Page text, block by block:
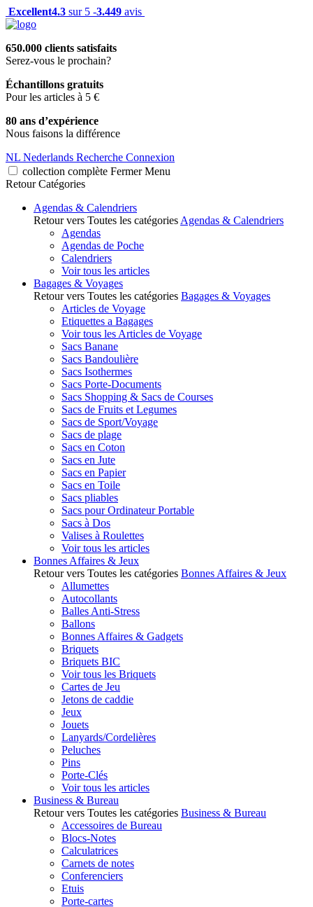
Excellent4.3 sur 5 -3.449 avis
650.000 clients satisfaits
Serez-vous le prochain?
Échantillons gratuits
Pour les articles à 5 €
80 ans d’expérience
Nous faisons la différence
NL Nederlands Recherche Connexion
collection complète Fermer Menu
Retour Catégories
Agendas & Calendriers
Retour vers Toutes les catégories Agendas & Calendriers
Agendas
Agendas de Poche
Calendriers
Voir tous les articles
Bagages & Voyages
Retour vers Toutes les catégories Bagages & Voyages
Articles de Voyage
Etiquettes a Bagages
Voir tous les Articles de Voyage
Sacs Banane
Sacs Bandoulière
Sacs Isothermes
Sacs Porte-Documents
Sacs Shopping & Sacs de Courses
Sacs de Fruits et Legumes
Sacs de Sport/Voyage
Sacs de plage
Sacs en Coton
Sacs en Jute
Sacs en Papier
Sacs en Toile
Sacs pliables
Sacs pour Ordinateur Portable
Sacs à Dos
Valises à Roulettes
Voir tous les articles
Bonnes Affaires & Jeux
Retour vers Toutes les catégories Bonnes Affaires & Jeux
Allumettes
Autocollants
Balles Anti-Stress
Ballons
Bonnes Affaires & Gadgets
Briquets
Briquets BIC
Voir tous les Briquets
Cartes de Jeu
Jetons de caddie
Jeux
Jouets
Lanyards/Cordelières
Peluches
Pins
Porte-Clés
Voir tous les articles
Business & Bureau
Retour vers Toutes les catégories Business & Bureau
Accessoires de Bureau
Blocs-Notes
Calculatrices
Carnets de notes
Conferenciers
Etuis
Porte-cartes